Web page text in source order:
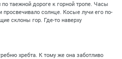
таежной дороге к горной тропе. Часы
солнце. Косые лучи его по-
склоны гор. Где-то наверху
хребта. К тому же она заботливо